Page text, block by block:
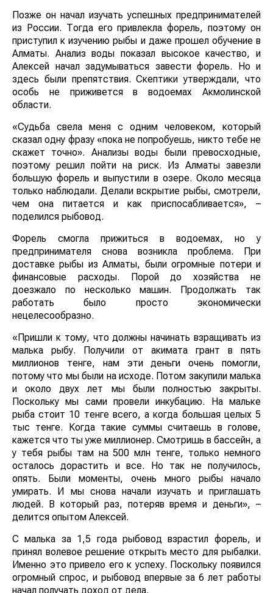
Позже он начал изучать успешных предпринимателей
из России. Тогда его привлекла форель, поэтому он
приступил к изучению рыбы и даже прошел обучение в
Алматы. Анализ воды показал высокое качество, и
Алексей начал задумываться завести форель. Но и
здесь были препятствия. Скептики утверждали, что
особь не приживется в водоемах Акмолинской
области.
«Судьба свела меня с одним человеком, который
сказал одну фразу «пока не попробуешь, никто тебе не
скажет точно». Анализы воды были превосходные,
поэтому решил пойти на риск. Из Алматы завезли
большую форель и выпустили в озере. Около месяца
только наблюдали. Делали вскрытие рыбы, смотрели,
чем она питается и как приспосабливается», –
поделился рыбовод.
Форель смогла прижиться в водоемах, но у
предпринимателя снова возникла проблема. При
доставке рыбы из Алматы, были огромные потери и
финансовые расходы. Порой до хозяйства не
доезжало по несколько машин. Продолжать так
работать было просто экономически
нецелесообразно.
«Пришли к тому, что должны начинать взращивать из
малька рыбу. Получили от акимата грант в пять
миллионов тенге, нам эти деньги очень помогли,
потому что мы были на исходе. Потом закупили малька
и около двух лет мы были полностью закрыты.
Поскольку мы сами провели инкубацию. На мальке
рыба стоит 10 тенге всего, а когда большая целых 5
тыс тенге. Когда такие суммы считаешь в голове,
кажется что ты уже миллионер. Смотришь в бассейн, а
у тебя рыбы там на 500 млн тенге, только немного
осталось дорастить и все. Но так не получилось,
опять. Были моменты, очень много рыбы начало
умирать. И мы снова начали изучать и приглашать
людей. В который раз, потеряв время и деньги», –
делится опытом Алексей.
С малька за 1,5 года рыбовод взрастил форель, и
принял волевое решение открыть место для рыбалки.
Именно это привело его к успеху. Поскольку появился
огромный спрос, и рыбовод впервые за 6 лет работы
начал получать доход от дела.